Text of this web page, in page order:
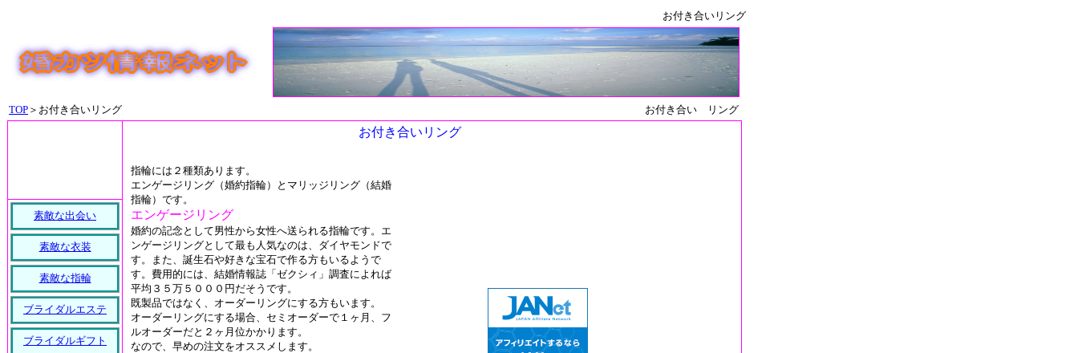
お付き合いリング
TOP ＞お付き合いリング お付き合い リング
お付き合いリング
指輪には２種類あります。
エンゲージリング（婚約指輪）とマリッジリング（結婚
指輪）です。
エンゲージリング
婚約の記念として男性から女性へ送られる指輪です。エ
ンゲージリングとして最も人気なのは、ダイヤモンドで
す。また、誕生石や好きな宝石で作る方もいるようで
す。費用的には、結婚情報誌「ゼクシィ」調査によれば
平均３５万５０００円だそうです。
既製品ではなく、オーダーリングにする方もいます。
オーダーリングにする場合、セミオーダーで１ヶ月、フ
ルオーダーだと２ヶ月位かかります。
なので、早めの注文をオススメします。
素敵な出会い
素敵な衣装
素敵な指輪
ブライダルエステ
ブライダルギフト